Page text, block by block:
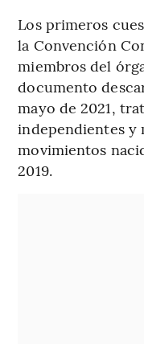
Los primeros
la Convención
miembros del
documento
mayo de 2021,
independientes y
movimientos
2019.